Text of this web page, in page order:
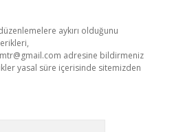
aykırı olduğunu
adresine bildirmeniz
yasal süre içerisinde sitemizden